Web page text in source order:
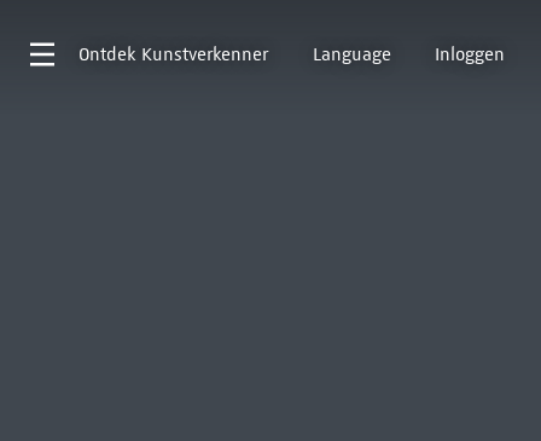
Ontdek Kunstverkenner Language Inloggen